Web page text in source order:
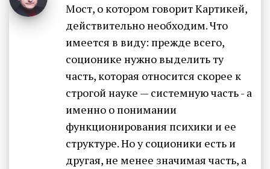
Мост, о котором говорит Картикей,
действительно необходим. Что
имеется в виду: прежде всего,
соционике нужно выделить ту
часть, которая относится скорее к
строгой науке — системную часть - а
именно о понимании
функционирования психики и ее
структуре. Но у соционики есть и
другая, не менее значимая часть, а